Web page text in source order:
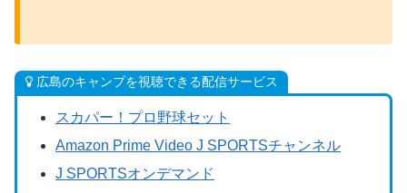
広島のキャンプを視聴できる配信サービス
スカパー！プロ野球セット
Amazon Prime Video J SPORTSチャンネル
J SPORTSオンデマンド